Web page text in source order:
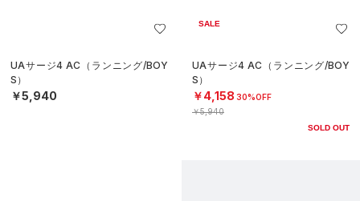
UAサージ4 AC（ランニング/BOY
S）
￥5,940
SALE
UAサージ4 AC（ランニング/BOY
S）
￥4,158 30%OFF
￥5,940
SOLD OUT